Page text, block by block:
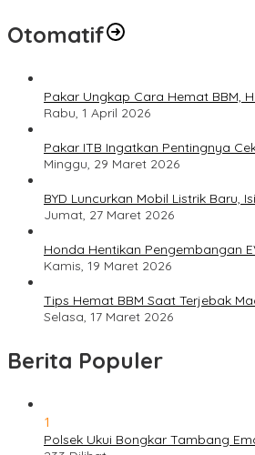
Otomatif
Pakar Ungkap Cara Hemat BBM,
Rabu, 1 April 2026
Pakar ITB Ingatkan Pentingnya
Minggu, 29 Maret 2026
BYD Luncurkan Mobil Listrik Baru,
Jumat, 27 Maret 2026
Honda Hentikan Pengembangan
Kamis, 19 Maret 2026
Tips Hemat BBM Saat Terjebak
Selasa, 17 Maret 2026
Berita Populer
1
Polsek Ukui Bongkar Tambang